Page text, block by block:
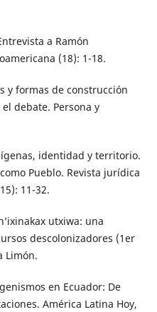
a Ramón
(18): 1-18.
y formas de construcción
debate. Persona y
identidad y territorio.
Pueblo. Revista jurídica
11-32.
utxiwa: una
descolonizadores (1er
Limón.
en Ecuador: De
América Latina Hoy,